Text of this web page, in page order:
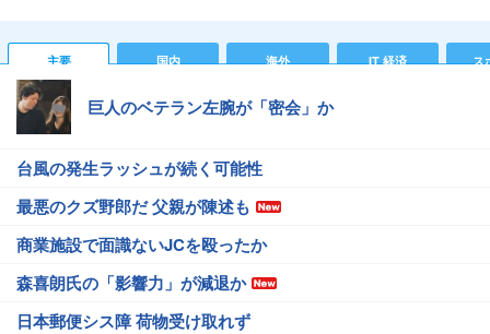
主要 国内 海外 IT 経済 ス
巨人のベテラン左腕が「密会」か
台風の発生ラッシュが続く可能性
最悪のクズ野郎だ 父親が陳述も
商業施設で面識ないJCを殴ったか
森喜朗氏の「影響力」が減退か
日本郵便シス障 荷物受け取れず